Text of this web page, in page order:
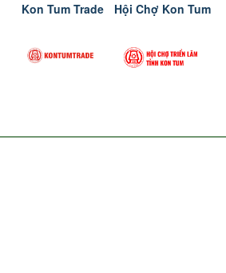
Kon Tum Trade Hội Chợ Kon Tum